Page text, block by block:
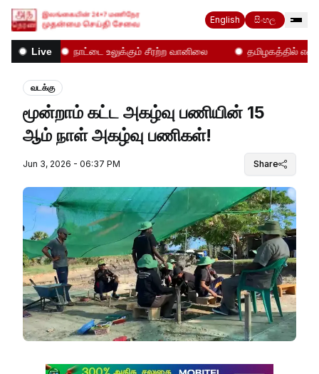
English සිංහල
Live நாட்டை உலுக்கும் சீரற்ற வானிலை தமிழகத்தில் என்ன
வடக்கு
மூன்றாம் கட்ட அகழ்வு பணியின் 15
ஆம் நாள் அகழ்வு பணிகள்!
Jun 3, 2026 - 06:37 PM Share